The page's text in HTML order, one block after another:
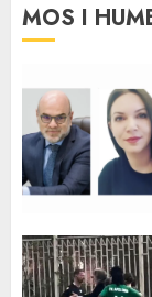
MOS I